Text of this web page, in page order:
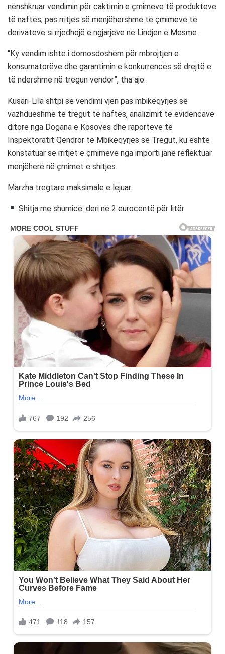
nënshkruar vendimin për caktimin e çmimeve të produkteve
të naftës, pas rritjes së menjëhershme të çmimeve të
derivateve si rrjedhojë e ngjarjeve në Lindjen e Mesme.
“Ky vendim ishte i domosdoshëm për mbrojtjen e
konsumatorëve dhe garantimin e konkurrencës së drejtë e
të ndershme në tregun vendor”, tha ajo.
Kusari-Lila shtpi se vendimi vjen pas mbikëqyrjes së
vazhdueshme të tregut të naftës, analizimit të evidencave
ditore nga Dogana e Kosovës dhe raporteve të
Inspektoratit Qendror të Mbikëqyrjes së Tregut, ku është
konstatuar se rritjet e çmimeve nga importi janë reflektuar
menjëherë në çmimet e shitjes.
Marzha tregtare maksimale e lejuar:
Shitja me shumicë: deri në 2 eurocentë për litër